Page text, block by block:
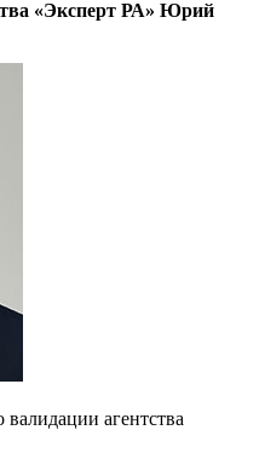
«Эксперт РА» Юрий
агентства